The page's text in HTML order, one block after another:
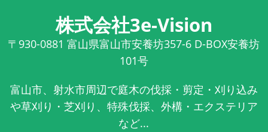
株式会社3e-Vision
〒930-0881 富山県富山市安養坊357-6 D-BOX安養坊
101号
富山市、射水市周辺で庭木の伐採・剪定・刈り込み
や草刈り・芝刈り、特殊伐採、外構・エクステリア
など...